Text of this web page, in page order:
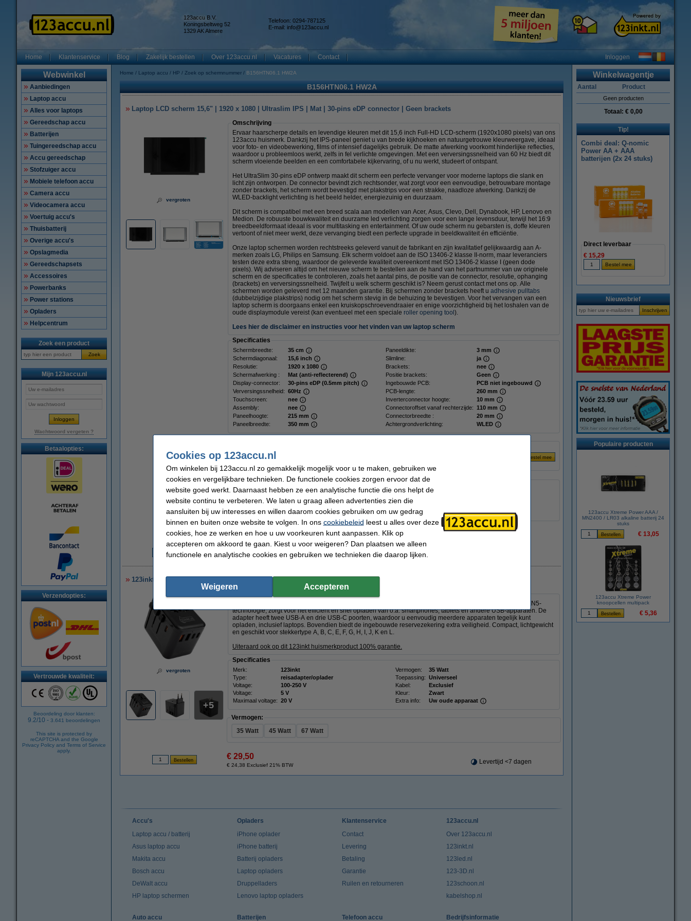
123accu B.V.
Koningsbeltweg 52
1329 AK Almere
Telefoon: 0294-787125
E-mail: info@123accu.nl
Home Klantenservice Blog Zakelijk bestellen Over 123accu.nl Vacatures Contact Inloggen
Webwinkel
Aanbiedingen
Laptop accu
Alles voor laptops
Gereedschap accu
Batterijen
Tuingereedschap accu
Accu gereedschap
Stofzuiger accu
Mobiele telefoon accu
Camera accu
Videocamera accu
Voertuig accu's
Thuisbatterij
Overige accu's
Opslagmedia
Gereedschapsets
Accessoires
Powerbanks
Power stations
Opladers
Helpcentrum
Zoek een product
Zoek
Mijn 123accu.nl
Wachtwoord vergeten ?
Betaalopties:
Verzendopties:
Vertrouwde kwaliteit:
Beoordeling door klanten:
9.2/10 - 3.641 beoordelingen
This site is protected by
reCAPTCHA and the Google
Privacy Policy and Terms of Service
apply.
Home Laptop accu HP Zoek op schermnummer B156HTN06.1 HW2A
B156HTN06.1 HW2A
Laptop LCD scherm 15,6" | 1920 x 1080 | Ultraslim IPS | Mat | 30-pins eDP connector | Geen brackets
vergroten
Omschrijving
Ervaar haarscherpe details en levendige kleuren met dit 15,6 inch Full-HD LCD-scherm (1920x1080 pixels) van ons
123accu huismerk. Dankzij het IPS-paneel geniet u van brede kijkhoeken en natuurgetrouwe kleurweergave, ideaal
voor foto- en videobewerking, films of intensief dagelijks gebruik. De matte afwerking voorkomt hinderlijke reflecties,
waardoor u probleemloos werkt, zelfs in fel verlichte omgevingen. Met een verversingssnelheid van 60 Hz biedt dit
scherm vloeiende beelden en een comfortabele kijkervaring, of u nu werkt, studeert of ontspant.
Het UltraSlim 30-pins eDP ontwerp maakt dit scherm een perfecte vervanger voor moderne laptops die slank en
licht zijn ontworpen. De connector bevindt zich rechtsonder, wat zorgt voor een eenvoudige, betrouwbare montage
zonder brackets, het scherm wordt bevestigd met plakstrips voor een strakke, naadloze afwerking. Dankzij de
WLED-backlight verlichting is het beeld helder, energiezuinig en duurzaam.
Dit scherm is compatibel met een breed scala aan modellen van Acer, Asus, Clevo, Dell, Dynabook, HP, Lenovo en
Medion. De robuuste bouwkwaliteit en duurzame led verlichting zorgen voor een lange levensduur, terwijl het 16:9
breedbeeldformaat ideaal is voor multitasking en entertainment. Of uw oude scherm nu gebarsten is, doffe kleuren
vertoont of niet meer werkt, deze vervanging biedt een perfecte upgrade in beeldkwaliteit én efficiëntie.
Onze laptop schermen worden rechtstreeks geleverd vanuit de fabrikant en zijn kwalitatief gelijkwaardig aan A-
merken zoals LG, Philips en Samsung. Elk scherm voldoet aan de ISO 13406-2 klasse II-norm, maar leveranciers
testen deze extra streng, waardoor de geleverde kwaliteit overeenkomt met ISO 13406-2 klasse I (geen dode
pixels). Wij adviseren altijd om het nieuwe scherm te bestellen aan de hand van het partnummer van uw originele
scherm en de specificaties te controleren, zoals het aantal pins, de positie van de connector, resolutie, ophanging
(brackets) en verversingssnelheid. Twijfelt u welk scherm geschikt is? Neem gerust contact met ons op. Alle
schermen worden geleverd met 12 maanden garantie. Bij schermen zonder brackets heeft u adhesive pulltabs
(dubbelzijdige plakstrips) nodig om het scherm stevig in de behuizing te bevestigen. Voor het vervangen van een
laptop scherm is doorgaans enkel een kruiskopschroevendraaier en enige voorzichtigheid bij het loshalen van de
oude displaymodule vereist (kan eventueel met een speciale roller opening tool ).
Lees hier de disclaimer en instructies voor het vinden van uw laptop scherm
Specificaties
Schermbreedte: 35 cm Paneeldikte:
3 mm
Schermdiagonaal:
15,6 inch Slimline:
ja
Resolutie:
1920 x 1080 Brackets:
nee
Schermafwerking :
Mat (anti-reflecterend) Positie brackets:
Geen
Display-connector:
30-pins eDP (0.5mm pitch) Ingebouwde PCB:
PCB niet ingebouwd
Verversingssnelheid: 60Hz PCB-lengte:
260 mm
Touchscreen:
nee Inverterconnector hoogte:
10 mm
Assembly:
nee Connectoroffset vanaf rechterzijde: 110 mm
Paneelhoogte:
215 mm Connectorbreedte :
20 mm
Paneelbreedte:
350 mm Achtergrondverlichting: WLED
Plakstrips voor laptop LCD scherm (2 stuks)
Dit product vervangt partnummers:
- 00NY687 - 00NY692
- 01YN132
- 01YN133
- 01YN134
- 02DC347
- 02DC348
- 061FT0
-Klik hier voor meer productcodes
Morgen in huis
€ 54,95
€ 45,41 Exclusief 21% BTW
123inkt reisadapter/oplader 35W met 2 USB-A + 3 USB-C
vergroten
5
Met de 123inkt reisadapter 35W beschikt u over een krachtige en veelzijdige oplader. De geavanceerde GaN5-
technologie, zorgt voor het efficiënt en snel opladen van o.a. smartphones, tablets en andere USB-apparaten. De
adapter heeft twee USB-A en drie USB-C poorten, waardoor u eenvoudig meerdere apparaten tegelijk kunt
opladen, inclusief laptops. Bovendien biedt de ingebouwde reservezekering extra veiligheid. Compact, lichtgewicht
en geschikt voor stekkertype A, B, C, E, F, G, H, I, J, K en L.
Uiteraard ook op dit 123inkt huismerkproduct 100% garantie.
Specificaties
Merk: 123inkt Vermogen:
35 Watt
Type:
reisadapter/oplader Toepassing: Universeel
Voltage:
100-250 V Kabel:
Exclusief
Voltage:
5 V Kleur:
Zwart
Maximaal voltage: 20 V Extra info: Uw oude apparaat
Vermogen:
35 Watt
45 Watt 67 Watt
€ 29,50
€ 24,38 Exclusief 21% BTW Levertijd <7 dagen
Winkelwagentje
Aantal Product
Geen producten
Totaal: € 0,00
Tip!
Combi deal: Q-nomic
Power AA + AAA
batterijen (2x 24 stuks)
Direct leverbaar
€ 15,29
Nieuwsbrief
Populaire producten
123accu Xtreme Power AAA /
MN2400 / LR03 alkaline batterij 24
stuks
€ 13,05
123accu Xtreme Power
knoopcellen multipack
€ 5,36
Accu's
Laptop accu / batterij
Asus laptop accu
Makita accu
Bosch accu
DeWalt accu
HP laptop schermen
Opladers
iPhone oplader
iPhone batterij
Batterij opladers
Laptop opladers
Druppelladers
Lenovo laptop opladers
Klantenservice
Contact
Levering
Betaling
Garantie
Ruilen en retourneren
123accu.nl
Over 123accu.nl
123inkt.nl
123led.nl
123-3D.nl
123schoon.nl
kabelshop.nl
Auto accu Batterijen Telefoon accu Bedrijfsinformatie
Cookies op 123accu.nl
Om winkelen bij 123accu.nl zo gemakkelijk mogelijk voor u te maken, gebruiken we
cookies en vergelijkbare technieken. De functionele cookies zorgen ervoor dat de
website goed werkt. Daarnaast hebben ze een analytische functie die ons helpt de
website continu te verbeteren. We laten u graag alleen advertenties zien die
aansluiten bij uw interesses en willen daarom cookies gebruiken om uw gedrag
binnen en buiten onze website te volgen. In ons cookiebeleid leest u alles over deze
cookies, hoe ze werken en hoe u uw voorkeuren kunt aanpassen. Klik op
accepteren om akkoord te gaan. Kiest u voor weigeren? Dan plaatsen we alleen
functionele en analytische cookies en gebruiken we technieken die daarop lijken.
Weigeren Accepteren